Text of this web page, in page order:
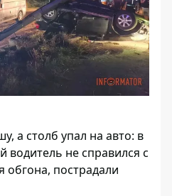
а столб упал на авто: в
водитель не справился с
обгона, пострадали